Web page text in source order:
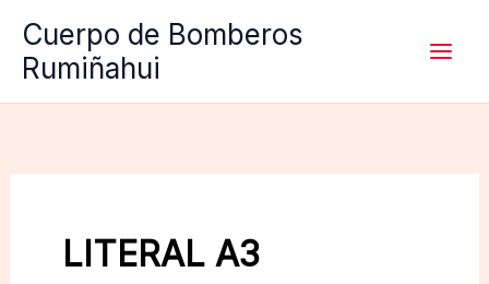
contenido
Cuerpo de Bomberos
Rumiñahui
LITERAL A3